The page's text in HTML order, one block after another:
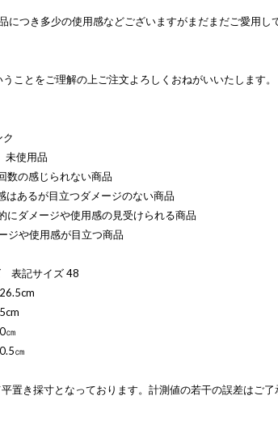
につき多少の使用感などございますがまだまだご愛用し
ことをご理解の上ご注文よろしくおねがいいたします。
未使用品
数の感じられない商品
はあるが目立つダメージのない商品
にダメージや使用感の見受けられる商品
ジや使用感が目立つ商品
表記サイズ 48
㎝
㎝
置き採寸となっております。計測値の若干の誤差はご了